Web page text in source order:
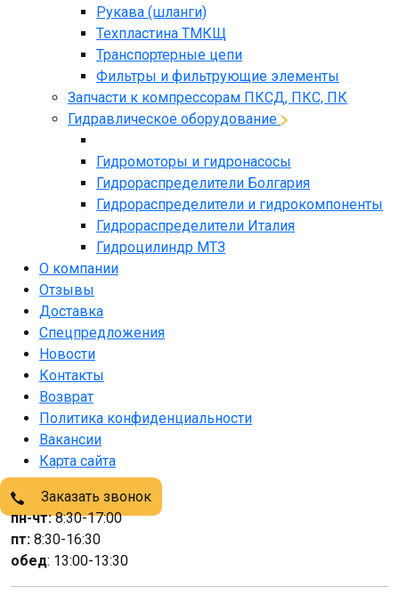
Рукава (шланги)
Техпластина ТМКЩ
Транспортерные цепи
Фильтры и фильтрующие элементы
Запчасти к компрессорам ПКСД, ПКС, ПК
Гидравлическое оборудование
Гидромоторы и гидронасосы
Гидрораспределители Болгария
Гидрораспределители и гидрокомпоненты
Гидрораспределители Италия
Гидроцилиндр МТЗ
О компании
Отзывы
Доставка
Спецпредложения
Новости
Контакты
Возврат
Политика конфиденциальности
Вакансии
Карта сайта
Заказать звонок
пн-чт:8:30-17:00
пт: 8:30-16:30
обед: 13:00-13:30